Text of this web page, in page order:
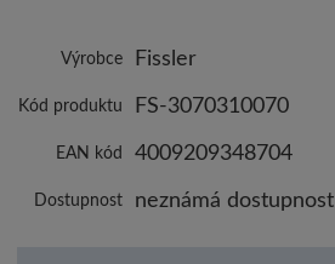
Výrobce Fissler
Kód produktu FS-3070310070
EAN kód 4009209348704
Dostupnost neznámá dostupnost